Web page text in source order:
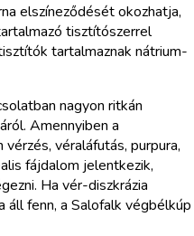
elszíneződését okozhatja,
tisztítószerrel
tartalmaznak nátrium-
nagyon ritkán
Amennyiben a
véraláfutás, purpura,
fájdalom jelentkezik,
Ha vér-diszkrázia
áll fenn, a Salofalk végbélkúp